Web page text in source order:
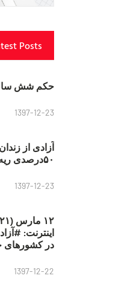
Posts
حکم شش
1397-12-23
آزادی از
۵۰درصدی ریه مصطفی دانشجو
1397-12-23
در کشورهای
1397-12-22